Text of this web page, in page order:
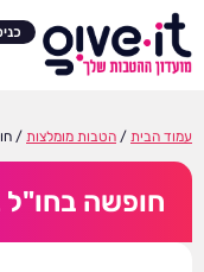
עמוד הבית / הטבות מומלצות /
חופשה